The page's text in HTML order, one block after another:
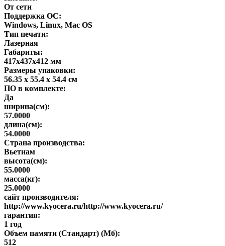
От сети
Поддержка ОС:
Windows, Linux, Mac OS
Тип печати:
Лазерная
Габариты:
417x437x412 мм
Размеры упаковки:
56.35 x 55.4 x 54.4 см
ПО в комплекте:
Да
ширина(см):
57.0000
длина(см):
54.0000
Страна производства:
Вьетнам
высота(см):
55.0000
масса(кг):
25.0000
сайт производителя:
http://www.kyocera.ru/http://www.kyocera.ru/
гарантия:
1 год
Объем памяти (Стандарт) (Мб):
512